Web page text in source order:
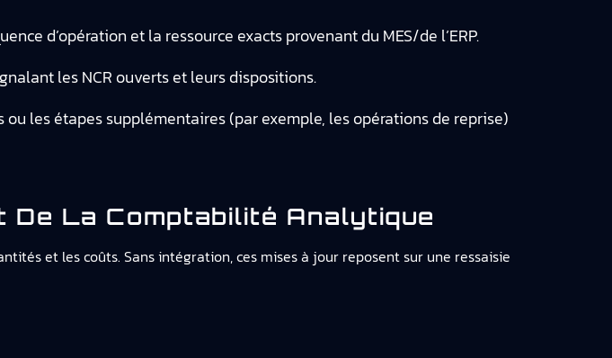
d’opération et la ressource exacts provenant du MES/de l’ERP.
les NCR ouverts et leurs dispositions.
les étapes supplémentaires (par exemple, les opérations de reprise)
La Comptabilité Analytique
et les coûts. Sans intégration, ces mises à jour reposent sur une ressaisie